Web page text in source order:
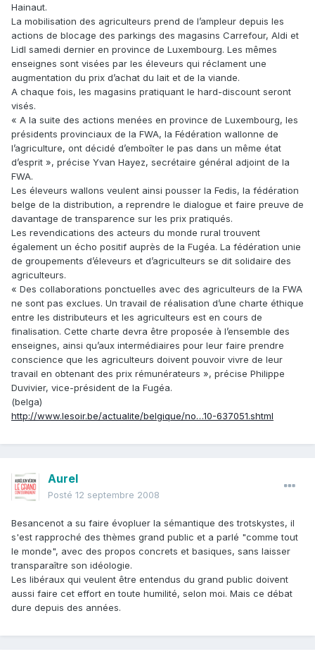
Hainaut.
La mobilisation des agriculteurs prend de l’ampleur depuis les
actions de blocage des parkings des magasins Carrefour, Aldi et
Lidl samedi dernier en province de Luxembourg. Les mêmes
enseignes sont visées par les éleveurs qui réclament une
augmentation du prix d’achat du lait et de la viande.
A chaque fois, les magasins pratiquant le hard-discount seront
visés.
« A la suite des actions menées en province de Luxembourg, les
présidents provinciaux de la FWA, la Fédération wallonne de
l’agriculture, ont décidé d’emboîter le pas dans un même état
d’esprit », précise Yvan Hayez, secrétaire général adjoint de la
FWA.
Les éleveurs wallons veulent ainsi pousser la Fedis, la fédération
belge de la distribution, a reprendre le dialogue et faire preuve de
davantage de transparence sur les prix pratiqués.
Les revendications des acteurs du monde rural trouvent
également un écho positif auprès de la Fugéa. La fédération unie
de groupements d’éleveurs et d’agriculteurs se dit solidaire des
agriculteurs.
« Des collaborations ponctuelles avec des agriculteurs de la FWA
ne sont pas exclues. Un travail de réalisation d’une charte éthique
entre les distributeurs et les agriculteurs est en cours de
finalisation. Cette charte devra être proposée à l’ensemble des
enseignes, ainsi qu’aux intermédiaires pour leur faire prendre
conscience que les agriculteurs doivent pouvoir vivre de leur
travail en obtenant des prix rémunérateurs », précise Philippe
Duvivier, vice-président de la Fugéa.
(belga)
http://www.lesoir.be/actualite/belgique/no…10-637051.shtml
Aurel
Posté 12 septembre 2008
Besancenot a su faire évopluer la sémantique des trotskystes, il
s'est rapproché des thèmes grand public et a parlé "comme tout
le monde", avec des propos concrets et basiques, sans laisser
transparaître son idéologie.
Les libéraux qui veulent être entendus du grand public doivent
aussi faire cet effort en toute humilité, selon moi. Mais ce débat
dure depuis des années.